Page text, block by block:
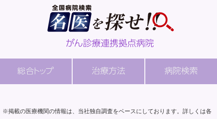
※掲載の医療機関の情報は、当社独自調査をベースにしております。詳しくは各